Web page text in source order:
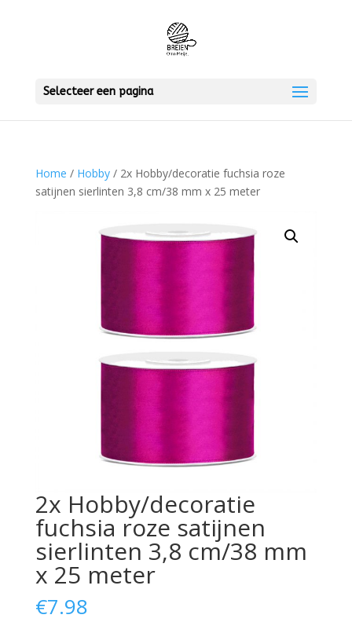
Selecteer een pagina
Home / Hobby/ 2x Hobby/decoratie fuchsia roze
satijnen sierlinten 3,8 cm/38 mm x 25 meter
2x Hobby/decoratie
fuchsia roze satijnen
sierlinten 3,8 cm/38 mm
x 25 meter
€7.98